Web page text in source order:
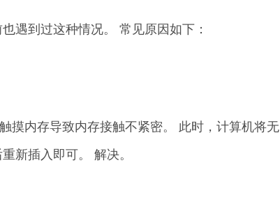
遇到过这种情况。 常见原因如下：
摸内存导致内存接触不紧密。 此时，计算机将无
新插入即可。 解决。